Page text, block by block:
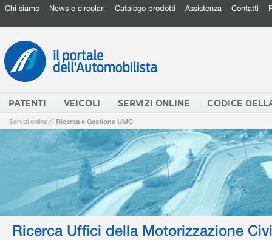
Chi siamo News e circolari Catalogo prodotti Assistenza Contatti
PATENTI VEICOLI SERVIZI ONLINE CODICE
Servizi online // Ricerca e Gestione UMC
Ricerca Uffici della Motorizzazione